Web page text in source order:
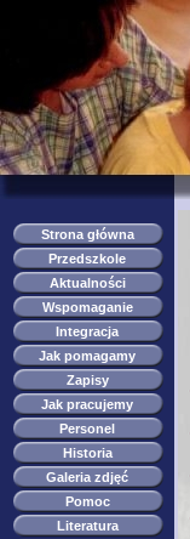
Strona główna
Przedszkole
Aktualności
Wspomaganie
Integracja
Jak pomagamy
Zapisy
Jak pracujemy
Personel
Historia
Galeria zdjęć
Pomoc
Literatura